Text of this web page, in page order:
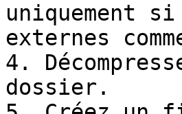
uniquement
externes
4.
dossier.